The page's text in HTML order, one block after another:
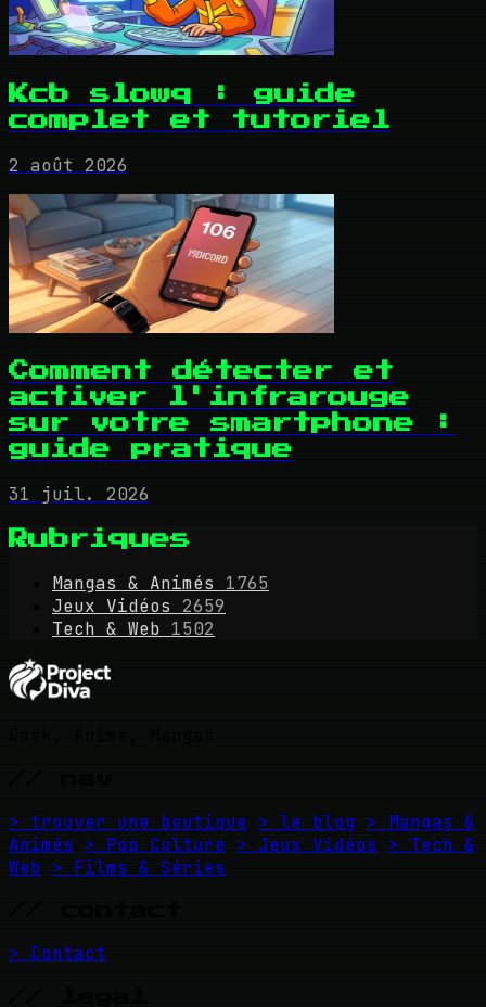
Kcb slowq : guide
complet et tutoriel
2 août 2026
Comment détecter et
activer l'infrarouge
sur votre smartphone :
guide pratique
31 juil. 2026
Rubriques
Mangas & Animés
1765
Jeux Vidéos
2659
Tech & Web 1502
> trouver une boutique > le blog > Mangas &
Animés
> Pop Culture > Jeux Vidéos
> Tech &
Web > Films & Séries
> Contact